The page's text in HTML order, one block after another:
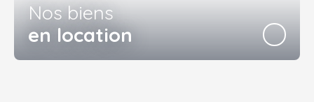
Nos biens
en location